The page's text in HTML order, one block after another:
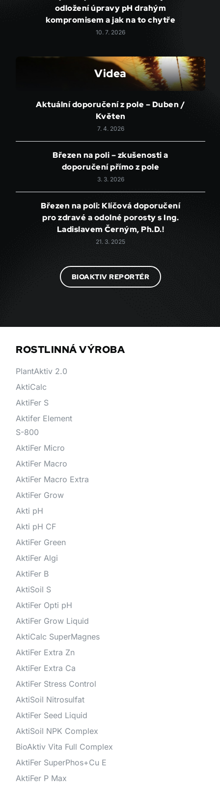
odložení úpravy pH drahým
kompromisem a jak na to chytře
10. 7. 2026
Videa
Aktuální doporučení z pole – Duben /
Květen
7. 4. 2026
Březen na poli – zkušenosti a
doporučení přímo z pole
3. 3. 2026
Březen na poli: Klíčová doporučení
pro zdravé a odolné porosty s Ing.
Ladislavem Černým, Ph.D.!
21. 3. 2025
BIOAKTIV REPORTÉR
ROSTLINNÁ VÝROBA
PlantAktiv 2.0
AktiCalc
AktiFer S
Aktifer Element
S-800
AktiFer Micro
AktiFer Macro
AktiFer Macro Extra
AktiFer Grow
Akti pH
Akti pH CF
AktiFer Green
AktiFer Algi
AktiFer B
AktiSoil S
AktiFer Opti pH
AktiFer Grow Liquid
AktiCalc SuperMagnes
AktiFer Extra Zn
AktiFer Extra Ca
AktiFer Stress Control
AktiSoil Nitrosulfat
AktiFer Seed Liquid
AktiSoil NPK Complex
BioAktiv Vita Full Complex
AktiFer SuperPhos+Cu E
AktiFer P Max